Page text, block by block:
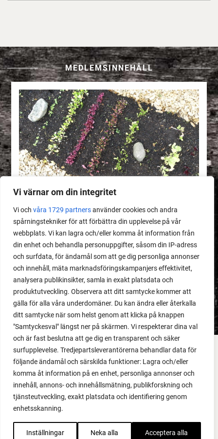
Vi värnar om din integritet
Vi och våra 1729 partnersanvänder cookies och andra
spårningstekniker för att förbättra din upplevelse på vår
webbplats. Vi kan lagra och/eller komma åt information från
din enhet och behandla personuppgifter, såsom din IP-adress
och surfdata, för ändamål som att ge dig personliga annonser
och innehåll, mäta marknadsföringskampanjers effektivitet,
analysera publikinsikter, samla in exakt platsdata och
produktutveckling. Observera att ditt samtycke kommer att
gälla för alla våra underdomäner. Du kan ändra eller återkalla
ditt samtycke när som helst genom att klicka på knappen
"Samtyckesval" längst ner på skärmen. Vi respekterar dina val
och är fast beslutna att ge dig en transparent och säker
surfupplevelse. Tredjepartsleverantörerna behandlar data för
följande ändamål och särskilda funktioner: Lagra och/eller
komma åt information på en enhet, personliga annonser och
innehåll, annons- och innehållsmätning, publikforskning och
tjänsteutveckling, exakt platsdata och identifiering genom
enhetsskanning.
Inställningar Neka alla Acceptera alla
MEDLEMSINNEHÅLL
MEDLEMSINNEHÅLL
Dåligt gödslad jord
LÄS MER
FACEBOOK
YOUTUBE